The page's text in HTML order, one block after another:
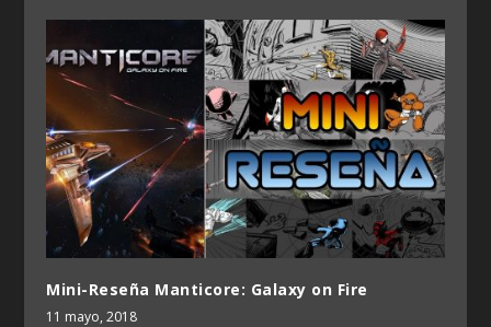
Mini-Reseña Manticore: Galaxy on Fire
11 mayo, 2018